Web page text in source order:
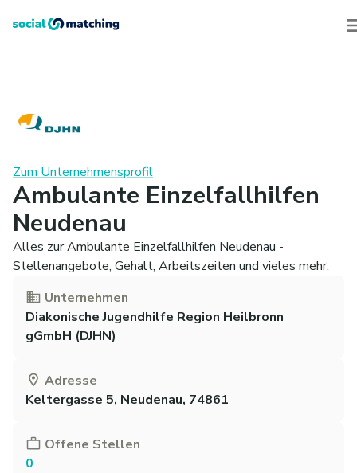
Zum Unternehmensprofil
Ambulante Einzelfallhilfen
Neudenau
Alles zur Ambulante Einzelfallhilfen Neudenau -
Stellenangebote, Gehalt, Arbeitszeiten und vieles mehr.
Unternehmen
Diakonische Jugendhilfe Region Heilbronn
gGmbH (DJHN)
Adresse
Keltergasse 5, Neudenau, 74861
Offene Stellen
0